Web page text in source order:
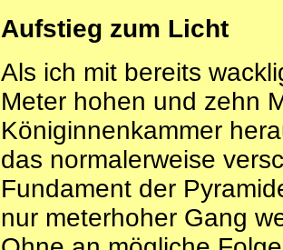
Aufstieg zum Licht
Als ich mit bereits
Meter hohen und zehn
Königinnenkammer
das normalerweise
Fundament der
nur meterhoher Gang